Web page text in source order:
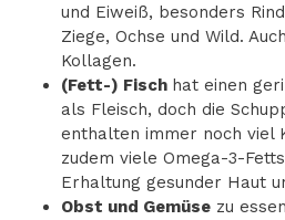
und Eiweiß, besonders
Ziege, Ochse und Wild.
Kollagen.
(Fett-) Fisch hat einen
als Fleisch, doch die
enthalten immer noch viel
zudem viele Omega-3-
Erhaltung gesunder Haut
Obst und Gemüse zu